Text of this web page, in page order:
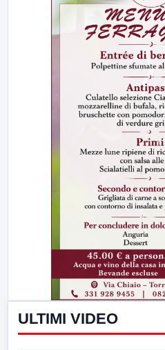
ULTIMI VIDEO